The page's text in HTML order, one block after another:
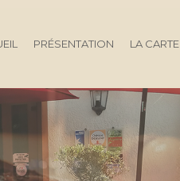
PRÉSENTATION LA CARTE